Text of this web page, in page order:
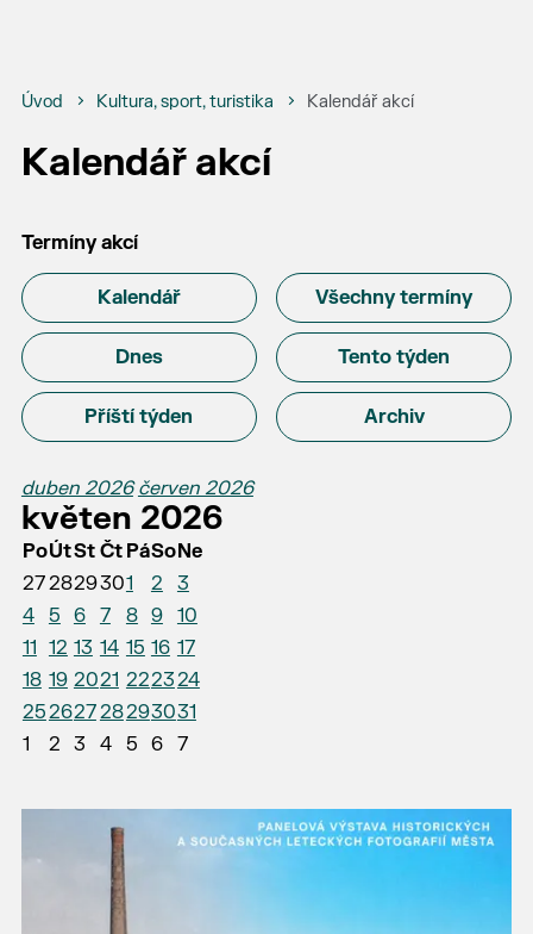
Úvod Kultura, sport, turistika Kalendář akcí
Kalendář akcí
Termíny akcí
Kalendář Všechny termíny
Dnes Tento týden
Příští týden Archiv
duben 2026 červen 2026
květen 2026
PoÚtSt Čt PáSoNe
272829301 2
3
4
5 6 7 8 9
10
11 12 13 14 15 16 17
18 19 2021 222324
25262728293031
1
2 3 4 5 6 7